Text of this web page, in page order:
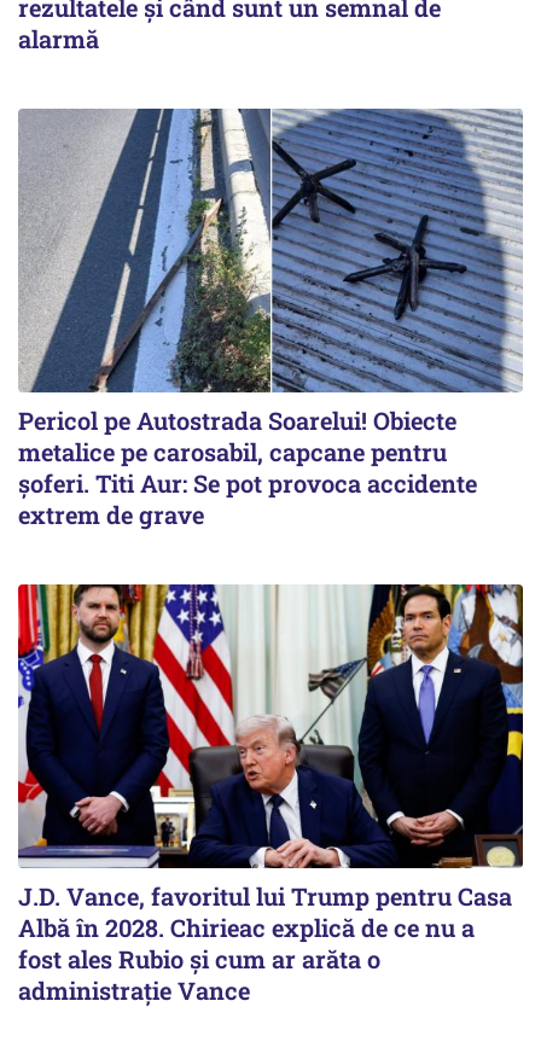
rezultatele și când sunt un semnal de
alarmă
Pericol pe Autostrada Soarelui! Obiecte
metalice pe carosabil, capcane pentru
șoferi. Titi Aur: Se pot provoca accidente
extrem de grave
J.D. Vance, favoritul lui Trump pentru Casa
Albă în 2028. Chirieac explică de ce nu a
fost ales Rubio și cum ar arăta o
administrație Vance